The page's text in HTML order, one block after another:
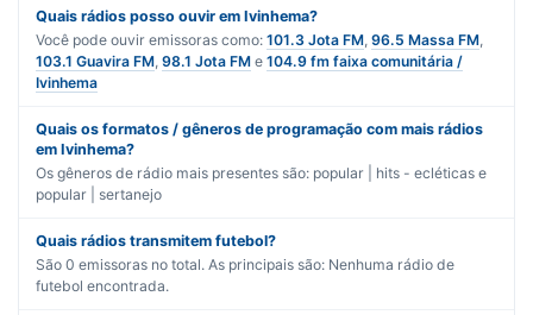
Quais rádios posso ouvir em Ivinhema?
Você pode ouvir emissoras como: 101.3 Jota FM, 96.5 Massa FM,
103.1 Guavira FM, 98.1 Jota FM e 104.9 fm faixa comunitária /
Ivinhema
Quais os formatos / gêneros de programação com mais rádios
em Ivinhema?
Os gêneros de rádio mais presentes são: popular | hits - ecléticas e
popular | sertanejo
Quais rádios transmitem futebol?
São 0 emissoras no total. As principais são: Nenhuma rádio de
futebol encontrada.